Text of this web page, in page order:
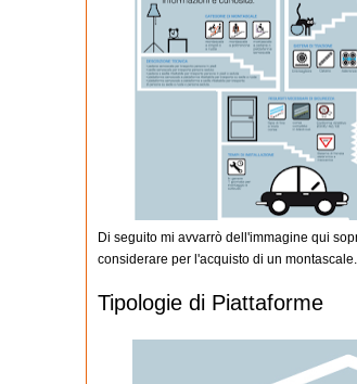
Di seguito mi avvarrò dell'immagine qui
considerare per l'acquisto di un montascale.
Tipologie di Piattaforme